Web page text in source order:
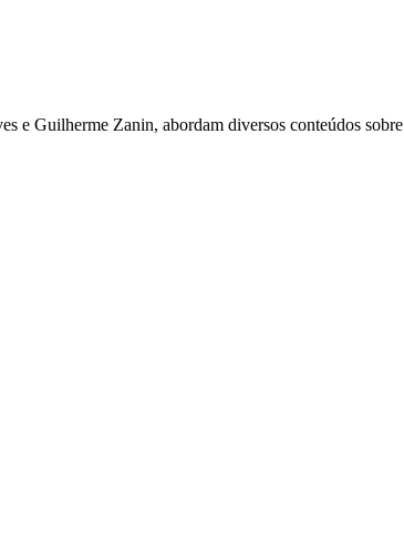
e Guilherme Zanin, abordam diversos conteúdos sobre